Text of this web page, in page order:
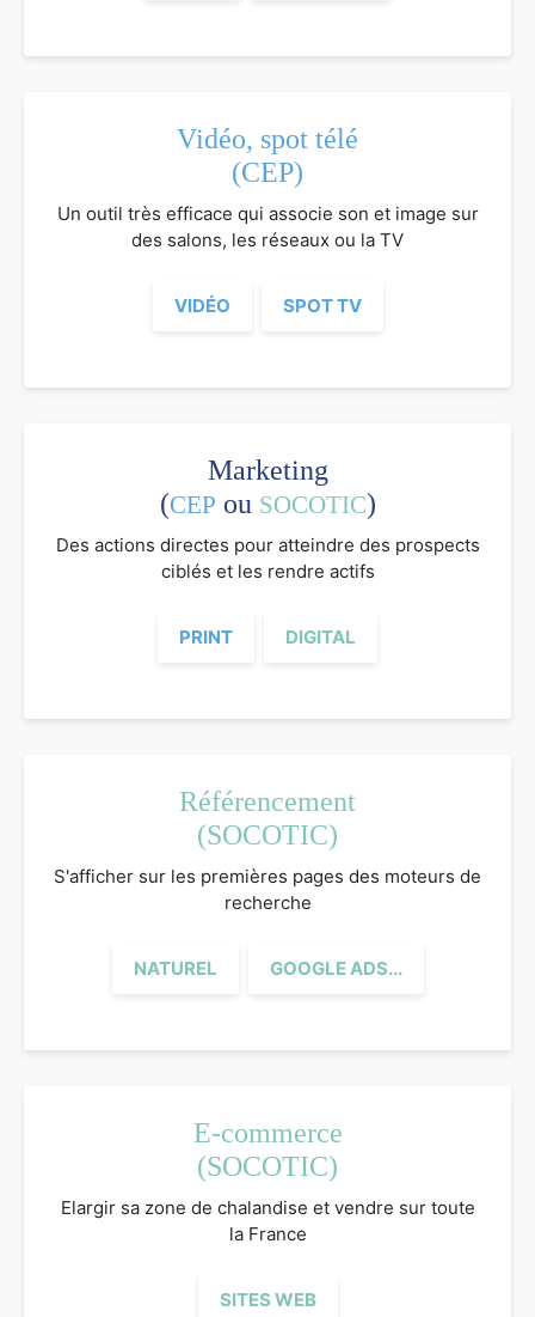
Vidéo, spot télé
(CEP)
Un outil très efficace qui associe son et image sur
des salons, les réseaux ou la TV
VIDÉO SPOT TV
Marketing
(CEP ou SOCOTIC)
Des actions directes pour atteindre des prospects
ciblés et les rendre actifs
PRINT DIGITAL
Référencement
(SOCOTIC)
S'afficher sur les premières pages des moteurs de
recherche
NATUREL GOOGLE ADS...
E-commerce
(SOCOTIC)
Elargir sa zone de chalandise et vendre sur toute
la France
SITES WEB